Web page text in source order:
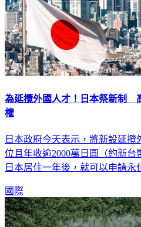
為延攬外國人才！日本祭新制
權
日本政府今天表示，將新設延
位且年收逾2000萬日圓（約新台
日本居住一年後，就可以申請永
國際